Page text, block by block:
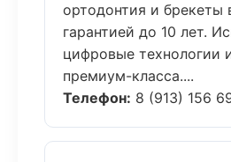
ортодонтия и брекеты
гарантией до 10 лет.
цифровые технологии
премиум-класса....
Телефон: 8 (913) 156